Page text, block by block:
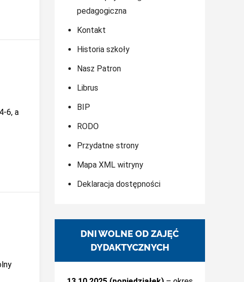
6, a
pedagogiczna
Kontakt
Historia szkoły
Nasz Patron
Librus
BIP
RODO
Przydatne strony
Mapa XML witryny
Deklaracja dostępności
DNI WOLNE OD ZAJĘĆ
DYDAKTYCZNYCH